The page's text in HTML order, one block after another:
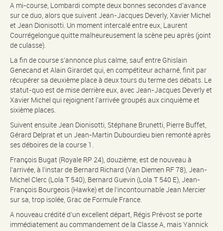
A mi-course, Lombardi compte deux bonnes secondes d’avance
sur ce duo, alors que suivent Jean-Jacques Deverly, Xavier Michel
et Jean Dionisotti. Un moment intercalé entre eux, Laurent
Courrégelongue quitte malheureusement la scène peu après (joint
de culasse).
La fin de course s’annonce plus calme, sauf entre Ghislain
Genecand et Alain Girardet qui, en compétiteur acharné, finit par
récupérer sa deuxième place à deux tours du terme des débats. Le
statut-quo est de mise derrière eux, avec Jean-Jacques Deverly et
Xavier Michel qui rejoignent l’arrivée groupés aux cinquième et
sixième places.
Suivent ensuite Jean Dionisotti, Stéphane Brunetti, Pierre Buffet,
Gérard Delprat et un Jean-Martin Dubourdieu bien remonté après
ses déboires de la course 1.
François Bugat (Royale RP 24), douzième, est de nouveau à
l’arrivée, à l’instar de Bernard Richard (Van Diemen RF 78), Jean-
Michel Clerc (Lola T 540), Bernard Guevin (Lola T 540 E), Jean-
François Bourgeois (Hawke) et de l’incontournable Jean Mercier
sur sa, trop isolée, Grac de Formule France.
A nouveau crédité d’un excellent départ, Régis Prévost se porte
immédiatement au commandement de la Classe A, mais Yannick